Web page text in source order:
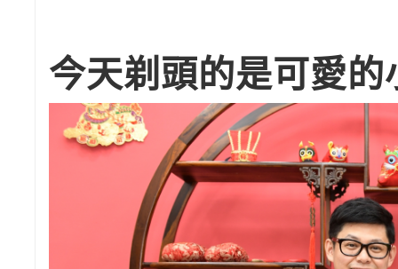
今天剃頭的是可愛的